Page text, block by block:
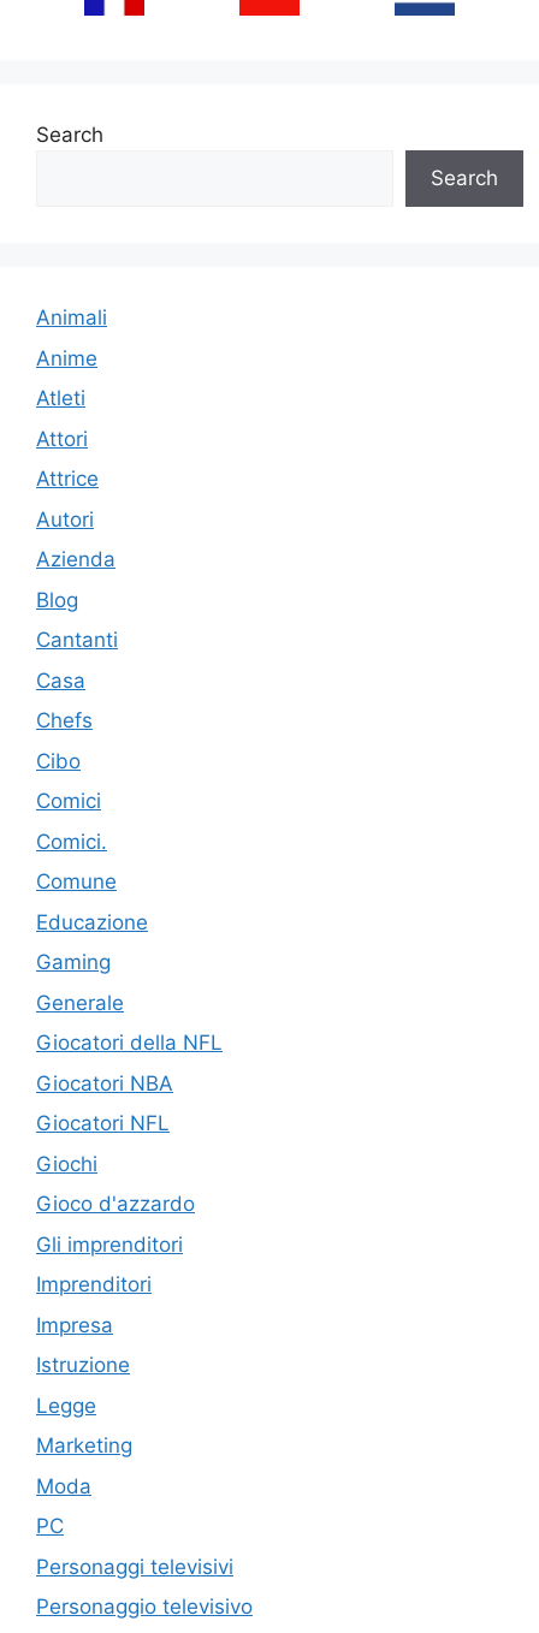
Search
Search
Animali
Anime
Atleti
Attori
Attrice
Autori
Azienda
Blog
Cantanti
Casa
Chefs
Cibo
Comici
Comici.
Comune
Educazione
Gaming
Generale
Giocatori della NFL
Giocatori NBA
Giocatori NFL
Giochi
Gioco d'azzardo
Gli imprenditori
Imprenditori
Impresa
Istruzione
Legge
Marketing
Moda
PC
Personaggi televisivi
Personaggio televisivo